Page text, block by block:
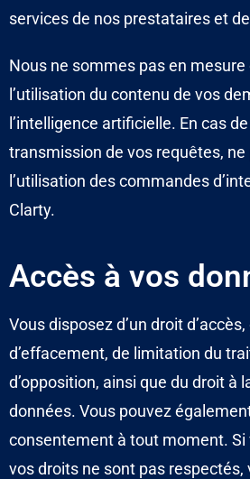
services de nos prestataires et
Nous ne sommes pas en
l’utilisation du contenu de vos
l’intelligence artificielle. En cas
transmission de vos requêtes,
l’utilisation des commandes
Clarty.
Accès à vos
Vous disposez d’un droit
d’effacement, de limitation du
d’opposition, ainsi que du droit à
données. Vous pouvez
consentement à tout moment. Si
vos droits ne sont pas respectés,